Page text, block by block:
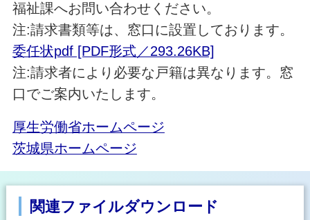
福祉課へお問い合わせください。
注:請求書類等は、窓口に設置しております。
委任状pdf [PDF形式／293.26KB]
注:請求者により必要な戸籍は異なります。窓
口でご案内いたします。
厚生労働省ホームページ
茨城県ホームページ
関連ファイルダウンロード